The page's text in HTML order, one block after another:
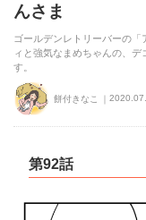
んさま
ゴールデンレトリーバーの
ィと強気なまめちゃんの、
す。
餅付きなこ
第92話